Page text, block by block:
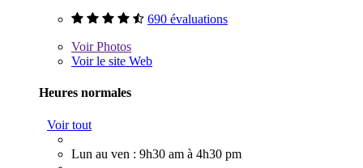
690 évaluations
VoirPhotos
Voir le site Web
Heures normales
Voir tout
Lun au ven : 9h30 am à 4h30 pm